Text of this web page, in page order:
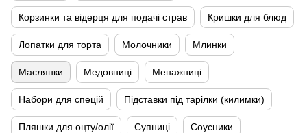
Корзинки та відерця для подачі страв Кришки для блюд
Лопатки для торта Молочники Млинки
Маслянки Медовниці Менажниці
Набори для спецій Підставки під тарілки (килимки)
Пляшки для оцту/олії Супниці Соусники